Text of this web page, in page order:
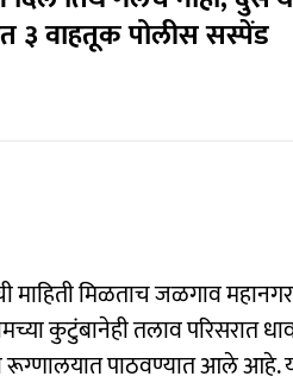
३ वाहतूक पोलीस सस्पेंड
माहिती मिळताच जळगाव
कुटुंबानेही तलाव परिसरात
रूग्णालयात पाठवण्यात आले आहे.